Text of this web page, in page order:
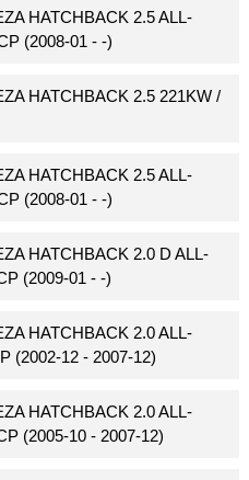
HATCHBACK 2.5 ALL-
(2008-01 - -)
HATCHBACK 2.5 221KW /
HATCHBACK 2.5 ALL-
(2008-01 - -)
HATCHBACK 2.0 D ALL-
(2009-01 - -)
HATCHBACK 2.0 ALL-
(2002-12 - 2007-12)
HATCHBACK 2.0 ALL-
(2005-10 - 2007-12)